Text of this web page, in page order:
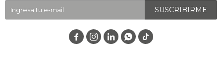
SUSCRIBIRME
   